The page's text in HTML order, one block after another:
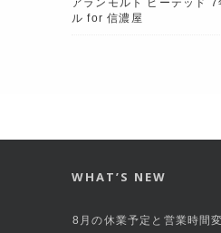
アランモルト ピーテッド 7
ル for 信濃屋
WHAT’S NEW
8月の休業予定と営業時間